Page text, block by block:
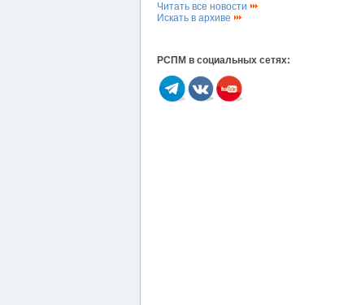
Читать все новости
Искать в архиве
РСПМ в социальных сетях: